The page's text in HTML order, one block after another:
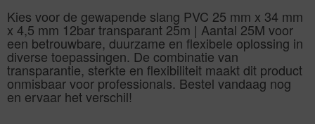
Kies voor de gewapende slang PVC 25 mm x 34 mm
x 4,5 mm 12bar transparant 25m | Aantal 25M voor
een betrouwbare, duurzame en flexibele oplossing in
diverse toepassingen. De combinatie van
transparantie, sterkte en flexibiliteit maakt dit product
onmisbaar voor professionals. Bestel vandaag nog
en ervaar het verschil!